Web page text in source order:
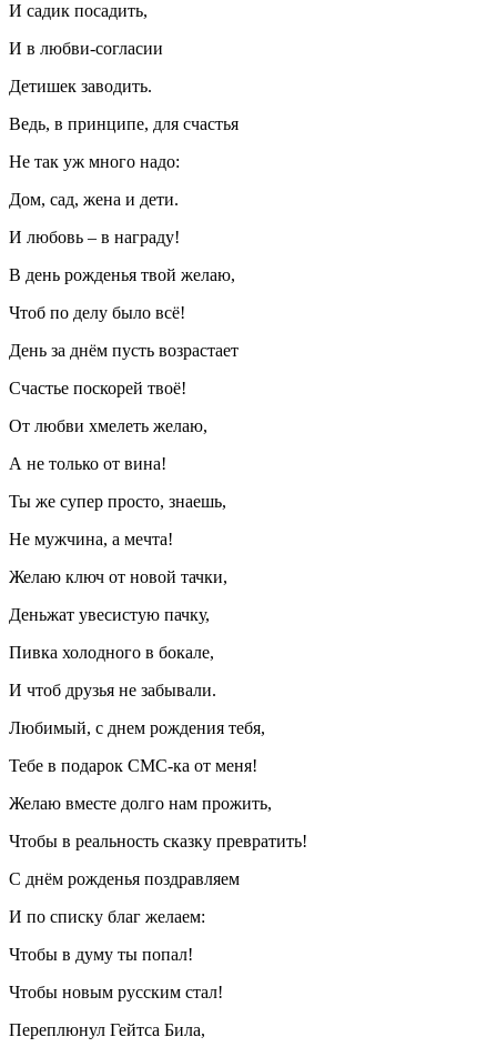
И садик посадить,
И в любви-согласии
Детишек заводить.
Ведь, в принципе, для счастья
Не так уж много надо:
Дом, сад, жена и дети.
И любовь – в награду!
В день рожденья твой желаю,
Чтоб по делу было всё!
День за днём пусть возрастает
Счастье поскорей твоё!
От любви хмелеть желаю,
А не только от вина!
Ты же супер просто, знаешь,
Не мужчина, а мечта!
Желаю ключ от новой тачки,
Деньжат увесистую пачку,
Пивка холодного в бокале,
И чтоб друзья не забывали.
Любимый, с днем рождения тебя,
Тебе в подарок СМС-ка от меня!
Желаю вместе долго нам прожить,
Чтобы в реальность сказку превратить!
С днём рожденья поздравляем
И по списку благ желаем:
Чтобы в думу ты попал!
Чтобы новым русским стал!
Переплюнул Гейтса Била,